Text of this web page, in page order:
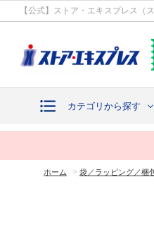
【公式】ストア・エキスプレス（
カテゴリから探す
ホーム > 袋／ラッピング／梱